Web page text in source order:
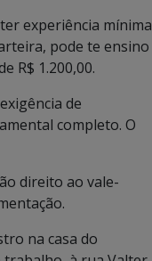
experiência mínima
pode te ensino
R$ 1.200,00.
de
completo. O
direito ao vale-
na casa do